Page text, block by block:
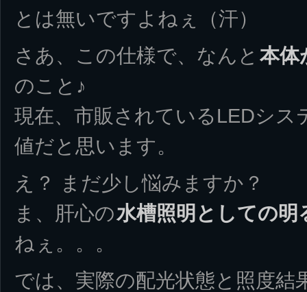
とは無いですよねぇ（汗）
さあ、この仕様で、なんと 本体
のこと♪
現在、市販されているLEDシス
値だと思います。
え？ まだ少し悩みますか？
ま、肝心の水槽照明としての明
ねぇ。。。
では、実際の配光状態と照度結